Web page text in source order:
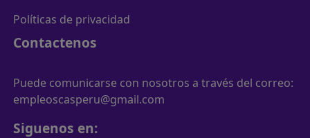
Políticas de privacidad
Contactenos
Puede comunicarse con nosotros a través del correo:
empleoscasperu@gmail.com
Siguenos en: